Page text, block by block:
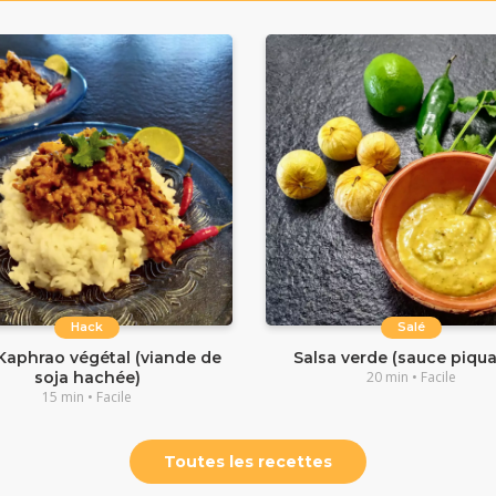
Hack
végétal (viande de
soja hachée)
15 min • Facile
Salé
Salsa verde (sauce
20 min • Facile
Toutes les recettes